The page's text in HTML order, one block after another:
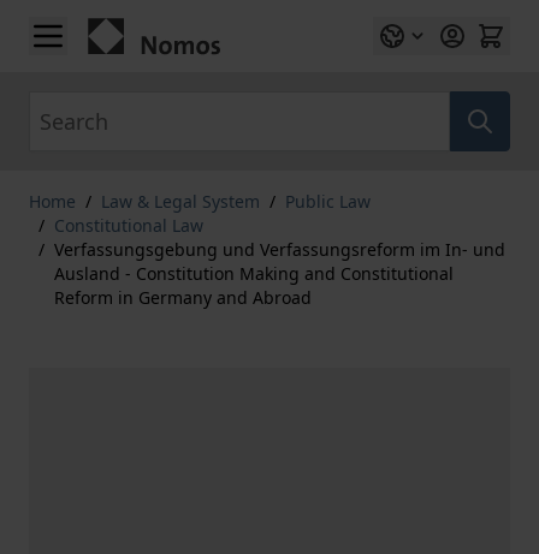
Skip to Content
Home / Law & Legal System / Public Law
/ Constitutional Law
/ Verfassungsgebung und Verfassungsreform im In- und
Ausland - Constitution Making and Constitutional
Reform in Germany and Abroad